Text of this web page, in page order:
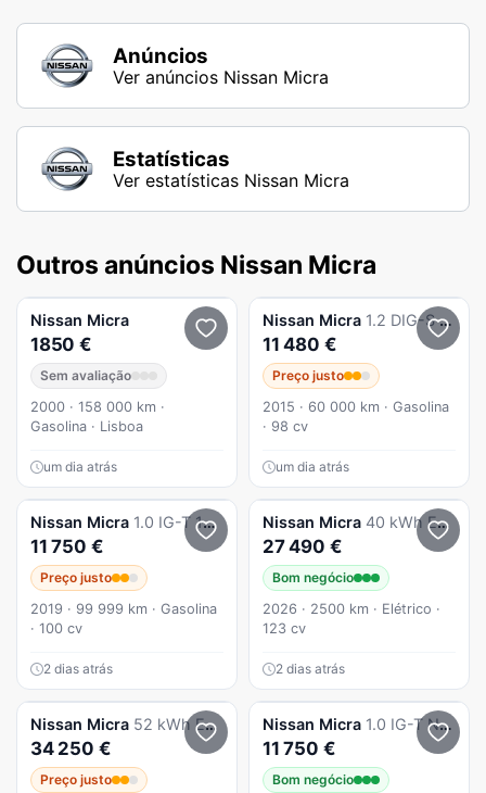
Anúncios
Ver anúncios Nissan Micra
Estatísticas
Ver estatísticas Nissan Micra
Outros anúncios Nissan Micra
Nissan Micra
1850 €
Sem avaliação
2000 · 158 000 km ·
Gasolina · Lisboa
um dia atrás
Nissan Micra 1.2 DIG-S N-Tec CVT
11 480 €
Preço justo
2015 · 60 000 km · Gasolina
· 98 cv
um dia atrás
Nissan Micra 1.0 IG-T 100cv, N-Connecta, m.bom
11 750 €
Preço justo
2019 · 99 999 km · Gasolina
· 100 cv
2 dias atrás
Nissan Micra 40 kWh Engage
27 490 €
Bom negócio
2026 · 2500 km · Elétrico ·
123 cv
2 dias atrás
Nissan Micra 52 kWh Evolve
34 250 €
Preço justo
Nissan Micra 1.0 IG-T N-Connecta
11 750 €
Bom negócio